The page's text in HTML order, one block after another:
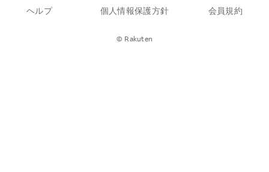
ヘルプ 個人情報保護方針 会員規約
© Rakuten